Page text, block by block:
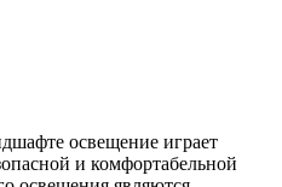
освещение играет
и комфортабельной